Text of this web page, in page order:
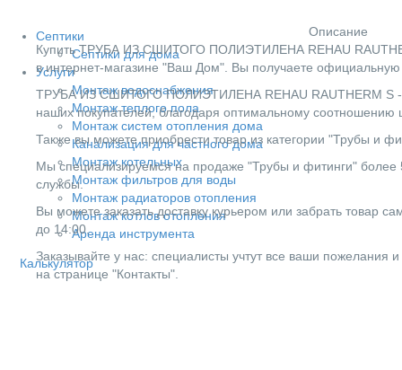
Септики
Септики для дома
Услуги
Монтаж водоснабжения
Монтаж теплого пола
Монтаж систем отопления дома
Канализация для частного дома
Монтаж котельных
Монтаж фильтров для воды
Монтаж радиаторов отопления
Монтаж котлов отопления
Аренда инструмента
Калькулятор
Описание
Купить ТРУБА ИЗ СШИТОГО ПОЛИЭТИЛЕНА REHAU
в интернет-магазине "Ваш Дом". Вы получаете
ТРУБА ИЗ СШИТОГО ПОЛИЭТИЛЕНА REHAU RAUTHERM S -
наших покупателей, благодаря оптимальному соотношению
Также вы можете приобрести товар из категории "Трубы и
Мы специализируемся на продаже "Трубы и фитинги" более
службы.
Вы можете заказать доставку курьером или забрать товар
до 14:00.
Заказывайте у нас: специалисты учтут все ваши
на странице "Контакты".